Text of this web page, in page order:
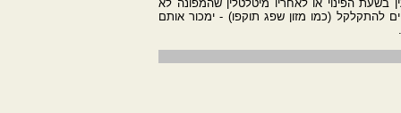
בשעת הפינוי או לאחריו מיטלטלין שהמפונה לא
להתקלקל (כמו מזון שפג תוקפו) - ימכור אותם